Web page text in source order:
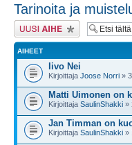
Tarinoita ja
Lähetä uusi viesti
AIHEET
Iivo Nei
Kirjoittaja Joose Norri »
Matti Uimonen on
Kirjoittaja SaulinShakki »
Jan Timman on
Kirjoittaja SaulinShakki »